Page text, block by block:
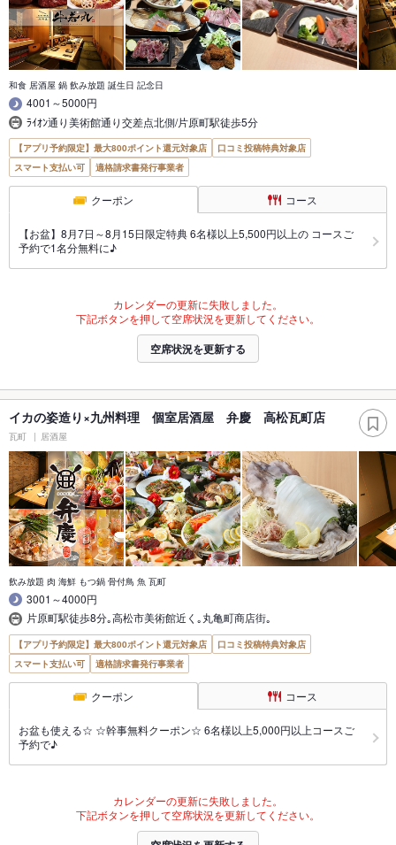
和食 居酒屋 鍋 飲み放題 誕生日 記念日
4001～5000円
ﾗｲｵﾝ通り美術館通り交差点北側/片原町駅徒歩5分
【アプリ予約限定】最大800ポイント還元対象店
口コミ投稿特典対象店
スマート支払い可
適格請求書発行事業者
クーポン コース
【お盆】8月7日～8月15日限定特典 6名様以上5,500円以上の コースご
予約で1名分無料に♪
カレンダーの更新に失敗しました。
下記ボタンを押して空席状況を更新してください。
空席状況を更新する
イカの姿造り×九州料理 個室居酒屋 弁慶 高松瓦町店
瓦町 居酒屋
飲み放題 肉 海鮮 もつ鍋 骨付鳥 魚 瓦町
3001～4000円
片原町駅徒歩8分｡高松市美術館近く｡丸亀町商店街｡
【アプリ予約限定】最大800ポイント還元対象店
口コミ投稿特典対象店
スマート支払い可
適格請求書発行事業者
クーポン コース
お盆も使える☆ ☆幹事無料クーポン☆ 6名様以上5,000円以上コースご
予約で♪
カレンダーの更新に失敗しました。
下記ボタンを押して空席状況を更新してください。